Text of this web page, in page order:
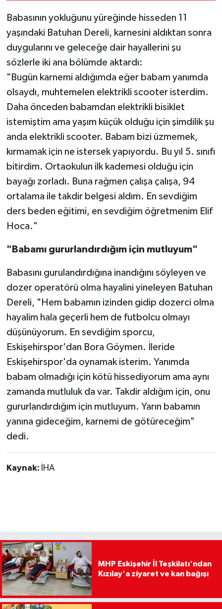
Babasının yokluğunu yüreğinde hisseden 11
yaşındaki Batuhan Dereli, karnesini aldıktan sonra
duygularını ve geleceğe dair hayallerini şu
sözlerle iki ana bölümde aktardı:
"Bugün karnemi aldığımda eğer babam yanımda
olsaydı, muhtemelen elektrikli scooter isterdim.
Daha önceden babamdan elektrikli bisiklet
istemiştim ama yaşım küçük olduğu için şimdilik şu
anda elektrikli scooter. Babam bizi üzmemek,
kırmamak için ne istersek yapıyordu. Bu yıl 5. sınıfı
bitirdim. Ortaokulun ilk kademesi olduğu için
bayağı zorladı. Buna rağmen çalışa çalışa, 94
ortalama ile takdir belgesi aldım. En sevdiğim
ders beden eğitimi, en sevdiğim öğretmenim Elif
Hoca."
"Babamı gururlandırdığım için mutluyum"
Babasını gurulandırdığına inandığını söyleyen ve
dozer operatörü olma hayalini yineleyen Batuhan
Dereli, "Hem babamın izinden gidip dozerci olma
hayalim hala geçerli hem de futbolcu olmayı
düşünüyorum. En sevdiğim sporcu,
Eskişehirspor'dan Bora Göymen. İleride
Eskişehirspor'da oynamak isterim. Yanımda
babam olmadığı için kötü hissediyorum ama aynı
zamanda mutluluk da var. Takdir aldığım için, onu
gururlandırdığım için mutluyum. Yarın babamın
yanına gideceğim, karnemi de götüreceğim"
dedi.
Kaynak: İHA
MHP Eskişehir İl Teşkilatı'ndan
Kızılay'a ziyaret ve kan bağışı